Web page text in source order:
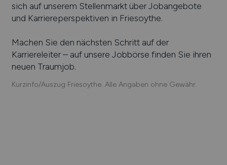
sich auf unserem Stellenmarkt über Jobangebote
und Karriereperspektiven in Friesoythe.
Machen Sie den nächsten Schritt auf der
Karriereleiter – auf unsere Jobbörse finden Sie ihren
neuen Traumjob.
Kurzinfo/Auszug Friesoythe. Alle Angaben ohne Gewähr.